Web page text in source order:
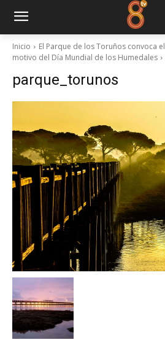
Inicio
El Parque de los Toruños convoca
motivo del Día Mundial de los Humedales
parque_torunos